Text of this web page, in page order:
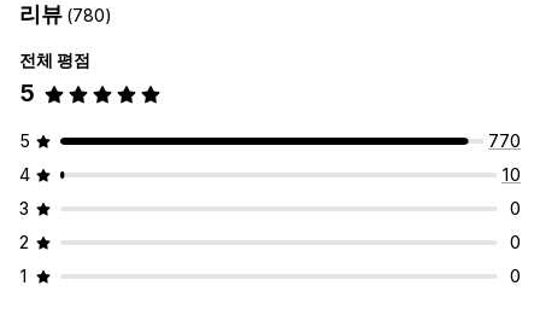
리뷰 (780)
전체 평점
5
5
770
4
10
3
0
2
0
1
0